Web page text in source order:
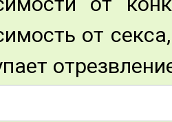
от